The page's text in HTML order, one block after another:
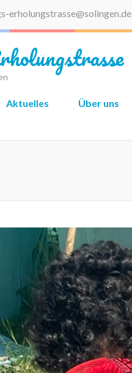
erholungstrasse@solingen.de
Aktuelles Über uns